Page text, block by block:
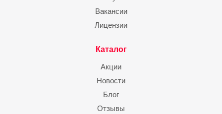
Вакансии
Лицензии
Каталог
Акции
Новости
Блог
Отзывы